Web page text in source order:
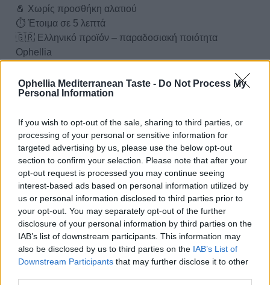
Ophellia Mediterranean Taste - Do Not Process My
Personal Information
If you wish to opt-out of the sale, sharing to third parties, or
processing of your personal or sensitive information for
targeted advertising by us, please use the below opt-out
section to confirm your selection. Please note that after your
opt-out request is processed you may continue seeing
interest-based ads based on personal information utilized by
us or personal information disclosed to third parties prior to
your opt-out. You may separately opt-out of the further
disclosure of your personal information by third parties on the
IAB’s list of downstream participants. This information may
also be disclosed by us to third parties on the IAB’s List of
Downstream Participants that may further disclose it to other
🧂 Χωρίς προσθήκη αλατιού
⏱ Έτοιμα σε 5 λεπτά
🇬🇷 Ελληνικό προϊόν – παραδοσιακή ποιότητα
Ophellia
συνοδευτικό
μακαρονοποιίας στο τραπέζι σας με Ophellia!
Διατροφικά Στοιχεία
Επιπλέον Πληροφορίες
Κωδικός προϊόντος:
PA696
Κατηγορία:
Χειροποίητα Ζυμαρικά
ΣΧΕΤΙΚΑ ΠΡΟΪΟΝΤΑ